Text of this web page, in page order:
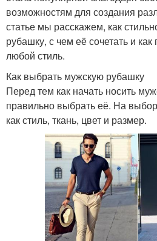
возможностям для создания
статье мы расскажем, как
рубашку, с чем её сочетать и
любой стиль.
Как выбрать мужскую рубашку
Перед тем как начать носить
правильно выбрать её. На
как стиль, ткань, цвет и размер.